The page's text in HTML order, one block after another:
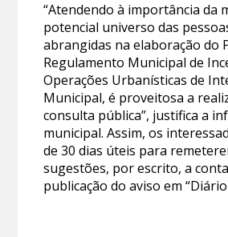
“Atendendo à importância da
potencial universo das
abrangidas na elaboração do
Regulamento Municipal de
Operações Urbanísticas de
Municipal, é proveitosa a
consulta pública”, justifica a
municipal. Assim, os
de 30 dias úteis para
sugestões, por escrito, a
publicação do aviso em